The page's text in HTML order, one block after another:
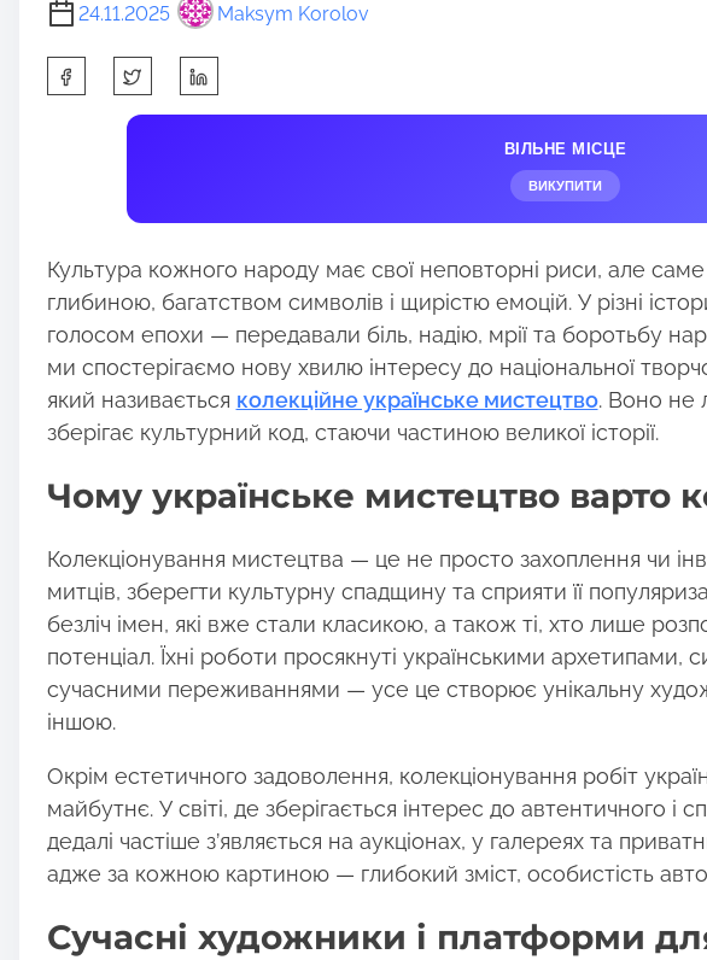
24.11.2025 Maksym Korolov
h
i
s
p
o
s
o
:
ВІЛЬНЕ МІСЦЕ
ВИКУПИТИ
Культура кожного народу має свої неповторні риси, але
глибиною, багатством символів і щирістю емоцій. У різні
голосом епохи — передавали біль, надію, мрії та боротьбу
ми спостерігаємо нову хвилю інтересу до національної
який називається колекційне українське мистецтво. Воно не
зберігає культурний код, стаючи частиною великої історії.
Чому українське мистецтво варто
Колекціонування мистецтва — це не просто захоплення чи
митців, зберегти культурну спадщину та сприяти її
безліч імен, які вже стали класикою, а також ті, хто лише
потенціал. Їхні роботи просякнуті українськими
сучасними переживаннями — усе це створює унікальну
іншою.
Окрім естетичного задоволення, колекціонування робіт
майбутнє. У світі, де зберігається інтерес до автентичного і
дедалі частіше з’являється на аукціонах, у галереях та
адже за кожною картиною — глибокий зміст, особистість
Сучасні художники і платформи